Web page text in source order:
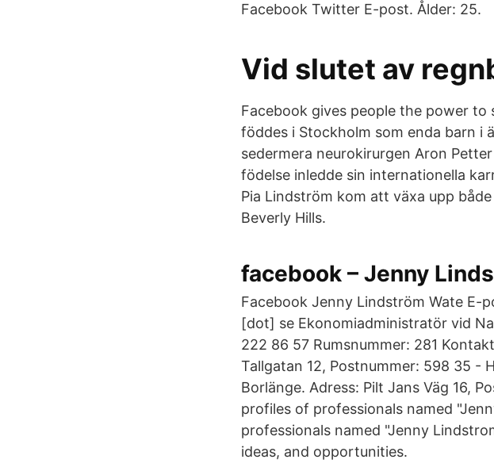
Facebook Twitter E-post. Ålder: 25.
Vid slutet av
Facebook gives people the power to
föddes i Stockholm som enda barn i
sedermera neurokirurgen Aron
födelse inledde sin internationella
Pia Lindström kom att växa upp
Beverly Hills.
facebook – Jenny
Facebook Jenny Lindström Wate
[dot] se Ekonomiadministratör vid
222 86 57 Rumsnummer: 281
Tallgatan 12, Postnummer: 598 35 -
Borlänge. Adress: Pilt Jans Väg 16,
profiles of professionals named
professionals named "Jenny
ideas, and opportunities.